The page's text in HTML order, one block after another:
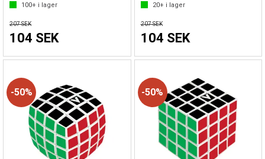
100+ i lager
207 SEK
104 SEK
20+i lager
207 SEK
104 SEK
50% 50%